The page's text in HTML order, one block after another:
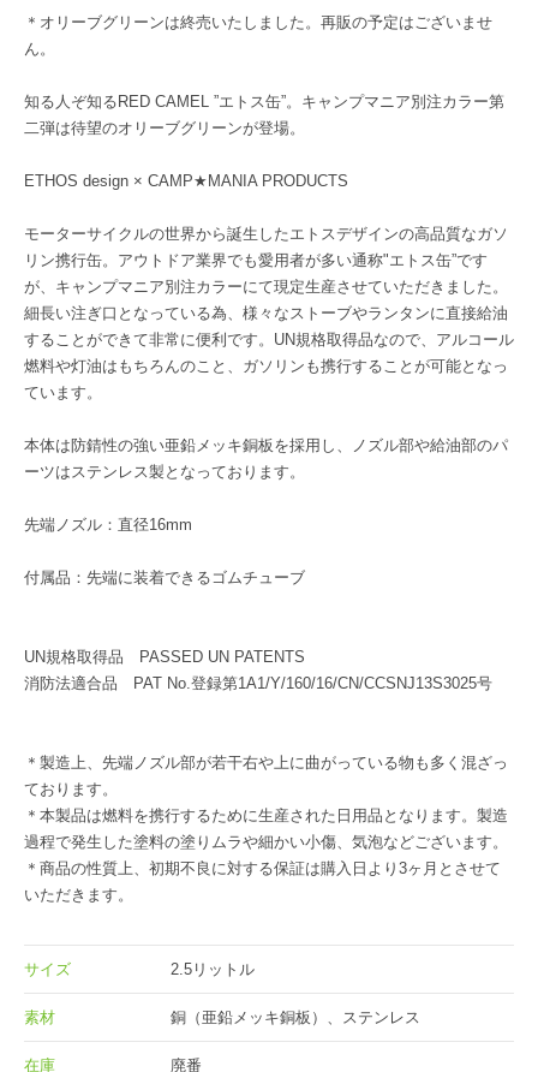
＊オリーブグリーンは終売いたしました。再販の予定はございませ
ん。
知る人ぞ知るRED CAMEL ”エトス缶”。キャンプマニア別注カラー第
二弾は待望のオリーブグリーンが登場。
ETHOS design × CAMP★MANIA PRODUCTS
モーターサイクルの世界から誕生したエトスデザインの高品質なガソ
リン携行缶。アウトドア業界でも愛用者が多い通称"エトス缶”です
が、キャンプマニア別注カラーにて現定生産させていただきました。
細長い注ぎ口となっている為、様々なストーブやランタンに直接給油
することができて非常に便利です。UN規格取得品なので、アルコール
燃料や灯油はもちろんのこと、ガソリンも携行することが可能となっ
ています。
本体は防錆性の強い亜鉛メッキ銅板を採用し、ノズル部や給油部のパ
ーツはステンレス製となっております。
先端ノズル：直径16mm
付属品：先端に装着できるゴムチューブ
UN規格取得品 PASSED UN PATENTS
消防法適合品 PAT No.登録第1A1/Y/160/16/CN/CCSNJ13S3025号
＊製造上、先端ノズル部が若干右や上に曲がっている物も多く混ざっ
ております。
＊本製品は燃料を携行するために生産された日用品となります。製造
過程で発生した塗料の塗りムラや細かい小傷、気泡などございます。
＊商品の性質上、初期不良に対する保証は購入日より3ヶ月とさせて
いただきます。
サイズ 2.5リットル
素材 銅（亜鉛メッキ銅板）、ステンレス
在庫 廃番